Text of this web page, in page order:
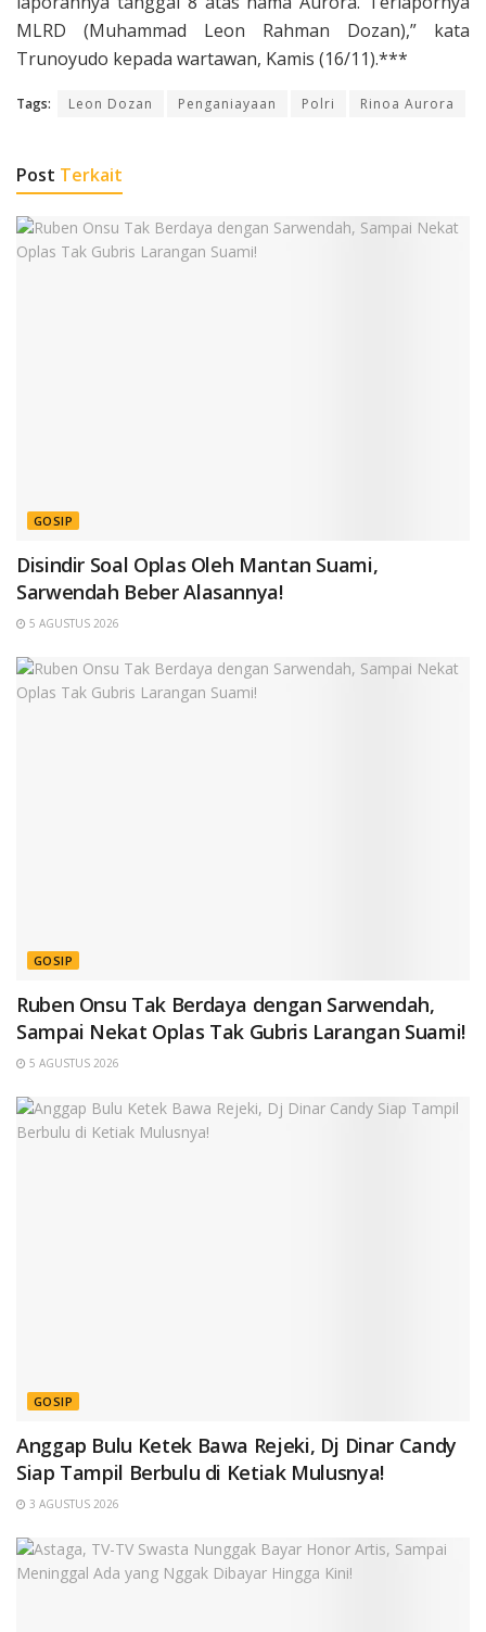
MLRD (Muhammad Leon Rahman Dozan),” kata
Trunoyudo kepada wartawan, Kamis (16/11).***
Tags: Leon Dozan Penganiayaan Polri Rinoa Aurora
Post Terkait
GOSIP
Disindir Soal Oplas Oleh Mantan Suami,
Sarwendah Beber Alasannya!
5 AGUSTUS 2026
GOSIP
Ruben Onsu Tak Berdaya dengan Sarwendah,
Sampai Nekat Oplas Tak Gubris Larangan Suami!
5 AGUSTUS 2026
GOSIP
Anggap Bulu Ketek Bawa Rejeki, Dj Dinar Candy
Siap Tampil Berbulu di Ketiak Mulusnya!
3 AGUSTUS 2026